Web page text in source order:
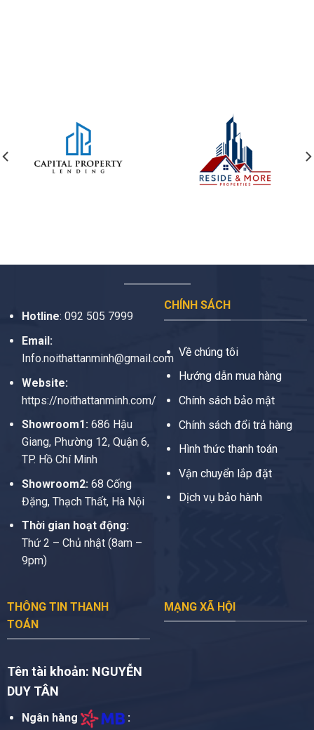
Hotline: 092 505 7999
Email:
Info.noithattanminh@gmail.com
Website:
https://noithattanminh.com/
Showroom1: 686 Hậu
Giang, Phường 12, Quận 6,
TP. Hồ Chí Minh
Showroom2: 68 Cống
Đặng, Thạch Thất, Hà Nội
Thời gian hoạt động:
Thứ 2 – Chủ nhật (8am –
9pm)
CHÍNH SÁCH
Về chúng tôi
Hướng dẫn mua hàng
Chính sách bảo mật
Chính sách đổi trả hàng
Hình thức thanh toán
Vận chuyển lắp đặt
Dịch vụ bảo hành
THÔNG TIN THANH
TOÁN
Tên tài khoản: NGUYỄN
DUY TÂN
Ngân hàng :
MẠNG XÃ HỘI